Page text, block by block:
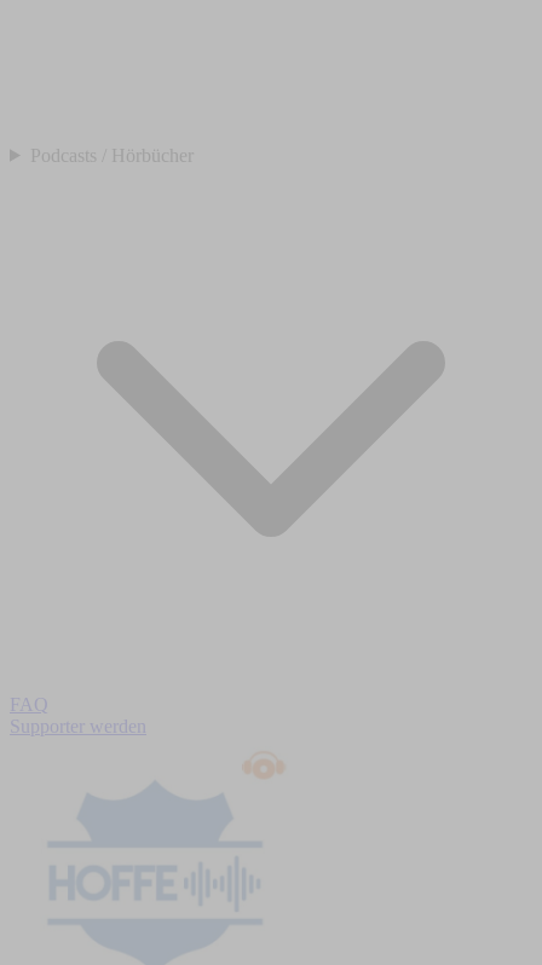
Podcasts / Hörbücher
FAQ
Supporter werden